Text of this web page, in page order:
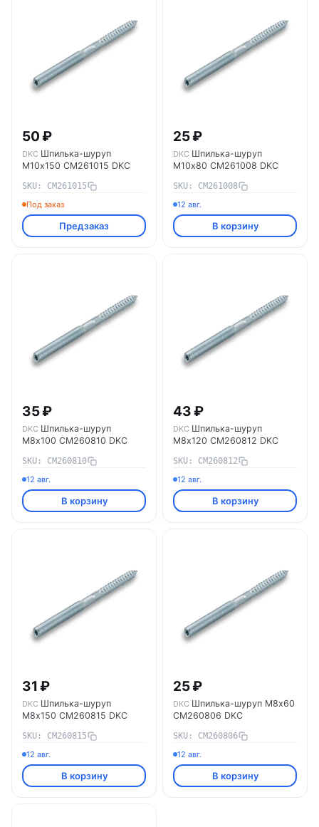
50 ₽
DKC Шпилька-шуруп
M10х150 CM261015 DKC
SKU: CM261015
Под заказ
Предзаказ
25 ₽
DKC Шпилька-шуруп
M10х80 CM261008 DKC
SKU: CM261008
12 авг.
В корзину
35 ₽
DKC Шпилька-шуруп
M8х100 CM260810 DKC
SKU: CM260810
12 авг.
В корзину
43 ₽
DKC Шпилька-шуруп
M8х120 CM260812 DKC
SKU: CM260812
12 авг.
В корзину
31 ₽
DKC Шпилька-шуруп
M8х150 CM260815 DKC
SKU: CM260815
12 авг.
В корзину
25 ₽
DKC Шпилька-шуруп M8х60
CM260806 DKC
SKU: CM260806
12 авг.
В корзину